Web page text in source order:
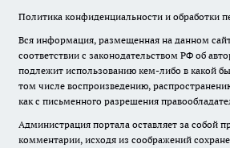
Политика конфиденциальности и обработки
Вся информация, размещенная на данном
соответствии с законодательством РФ об
подлежит использованию кем-либо в какой
том числе воспроизведению,
как с письменного разрешения
Администрация портала оставляет за собой
комментарии, исходя из соображений